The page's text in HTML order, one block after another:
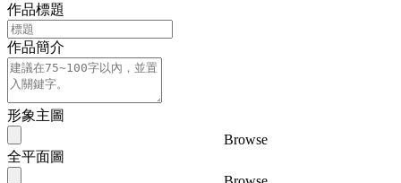
作品標題
作品簡介
形象主圖
Browse
全平面圖